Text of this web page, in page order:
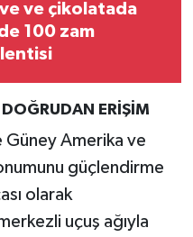
ve çikolatada
100 zam
ERİŞİM
Amerika ve
güçlendirme
olarak
uçuş ağıyla